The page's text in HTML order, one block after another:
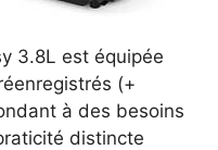
3.8L est équipée
(+
à des besoins
distincte